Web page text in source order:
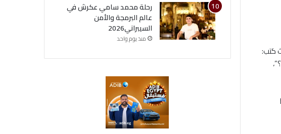
كتب:
رحلة محمد سامي عكرش في
عالم البرمجة والأمن
السيبراني2026
منذ يوم واحد